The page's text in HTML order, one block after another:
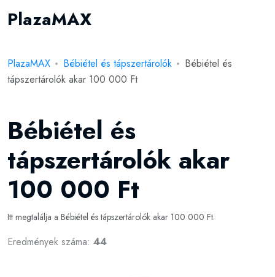
PlazaMAX
PlazaMAX Bébiétel és tápszertárolók
Bébiétel és
tápszertárolók akar 100 000 Ft
Bébiétel és
tápszertárolók akar
100 000 Ft
Itt megtalálja a Bébiétel és tápszertárolók akar 100 000 Ft.
Eredmények száma: 44